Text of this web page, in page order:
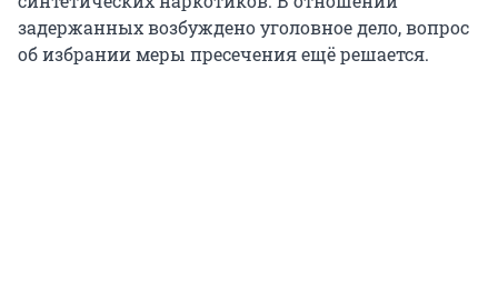
задержанных возбуждено уголовное дело, вопрос
об избрании меры пресечения ещё решается.